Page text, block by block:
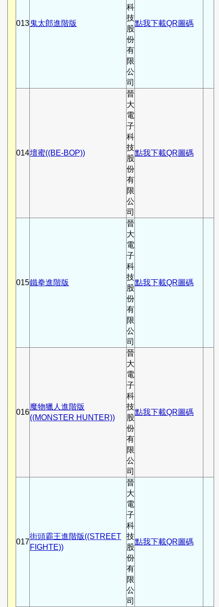
013鬼太郎進階版
科
技
股
份
有
限
公
司
點我下載QR圖碼
014壇蜜((BE-BOP))
晉
大
電
子
科
技
股
份
有
限
公
司
點我下載QR圖碼
015鐵拳進階版
晉
大
電
子
科
技
股
份
有
限
公
司
點我下載QR圖碼
016
魔物獵人進階版
((MONSTER HUNTER))
晉
大
電
子
科
技
股
份
有
限
公
司
點我下載QR圖碼
017
街頭霸王進階版((STREET
FIGHTE))
晉
大
電
子
科
技
股
份
有
限
公
司
點我下載QR圖碼